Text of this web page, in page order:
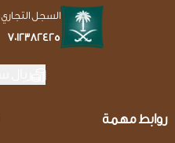
السجل التجاري
7012382425
روابط مهمة